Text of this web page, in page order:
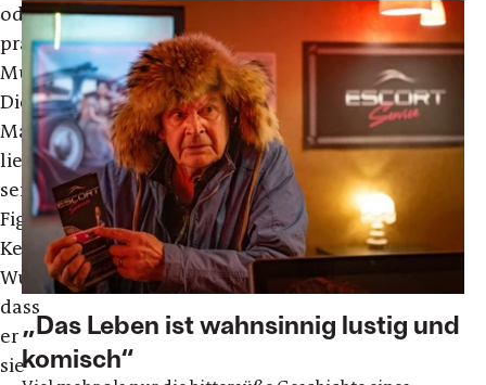
oder
praktische
Mütter:
Dieser
Mann
liebt
seine
Figuren.
Kein
Wunder,
dass
er
sie
„Das Leben ist wahnsinnig lustig und
komisch“